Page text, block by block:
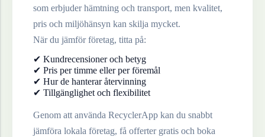
som erbjuder hämtning och transport, men kvalitet,
pris och miljöhänsyn kan skilja mycket.
När du jämför företag, titta på:
✔ Kundrecensioner och betyg
✔ Pris per timme eller per föremål
✔ Hur de hanterar återvinning
✔ Tillgänglighet och flexibilitet
Genom att använda RecyclerApp kan du snabbt
jämföra lokala företag, få offerter gratis och boka